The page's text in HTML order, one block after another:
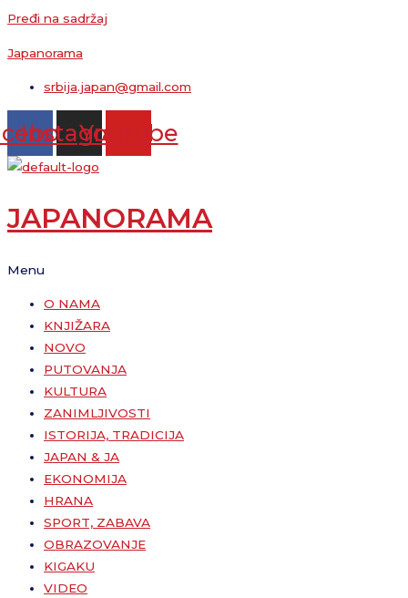
Pređi na sadržaj
Japanorama
srbija.japan@gmail.com
InstagramYoutube
JAPANORAMA
Menu
O NAMA
KNJIŽARA
NOVO
PUTOVANJA
KULTURA
ZANIMLJIVOSTI
ISTORIJA, TRADICIJA
JAPAN & JA
EKONOMIJA
HRANA
SPORT, ZABAVA
OBRAZOVANJE
KIGAKU
VIDEO